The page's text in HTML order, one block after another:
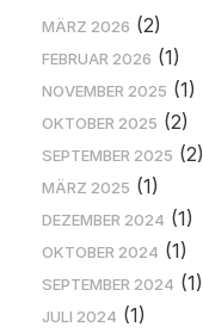
MÄRZ 2026 (2)
FEBRUAR 2026 (1)
NOVEMBER 2025 (1)
OKTOBER 2025 (2)
SEPTEMBER 2025 (2)
MÄRZ 2025 (1)
DEZEMBER 2024 (1)
OKTOBER 2024 (1)
SEPTEMBER 2024 (1)
JULI 2024 (1)